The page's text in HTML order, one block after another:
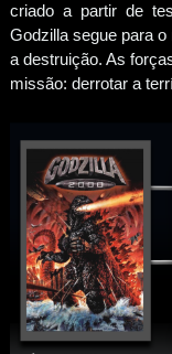
criado a partir de
Godzilla segue para
a destruição. As
missão: derrotar a